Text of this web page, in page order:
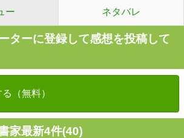
ー ネタバレ
ターに登録して感想を投稿して
（無料）
家最新4件(40)